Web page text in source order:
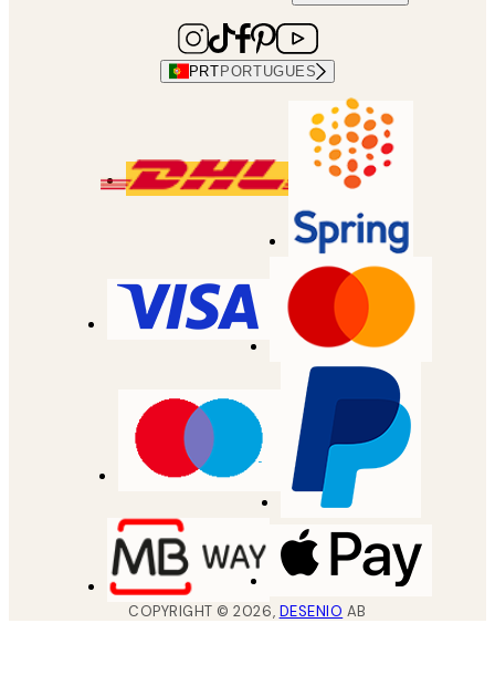
PRT PORTUGUES
COPYRIGHT ©2026, DESENIO AB